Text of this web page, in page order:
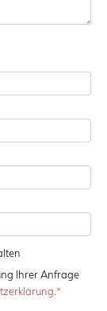
Ihrer Anfrage
.